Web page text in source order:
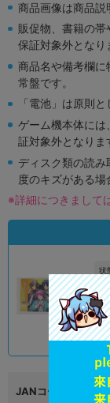
商品画像は商品説
販促物、書籍の
保証対象外となり
商品名や備考欄に
常盤です。
「電池」は原則
ゲーム機本体には
証対象外となりま
ディスク類の読
度のキズがある場
※詳細につきまして
状
オン
品切状態
JANコード